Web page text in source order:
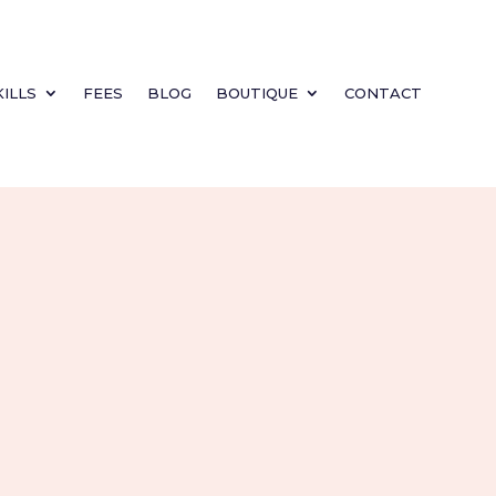
FEES BLOG BOUTIQUE CONTACT